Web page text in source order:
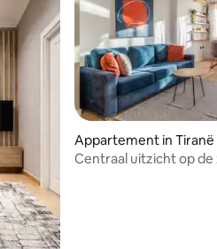
Appartement in Tiranë
Centraal uitzicht op